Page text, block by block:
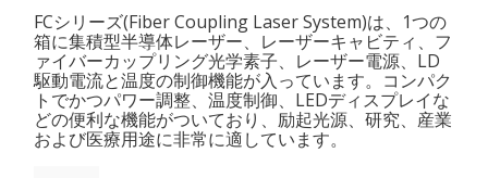
FCシリーズ(Fiber Coupling Laser System)は、1つの
箱に集積型半導体レーザー、レーザーキャビティ、フ
ァイバーカップリング光学素子、レーザー電源、LD
駆動電流と温度の制御機能が入っています。コンパク
トでかつパワー調整、温度制御、LEDディスプレイな
どの便利な機能がついており、励起光源、研究、産業
および医療用途に非常に適しています。